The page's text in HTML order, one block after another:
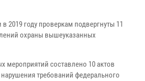
в 2019 году проверкам подвергнуты 11
охраны вышеуказанных
мероприятий составлено 10 актов
требований федерального